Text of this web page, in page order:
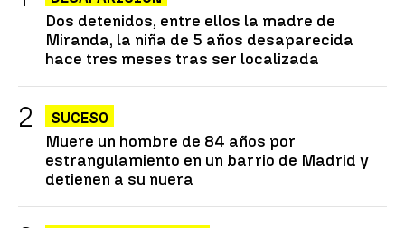
Dos detenidos, entre ellos la madre de
Miranda, la niña de 5 años desaparecida
hace tres meses tras ser localizada
SUCESO
Muere un hombre de 84 años por
estrangulamiento en un barrio de Madrid y
detienen a su nuera